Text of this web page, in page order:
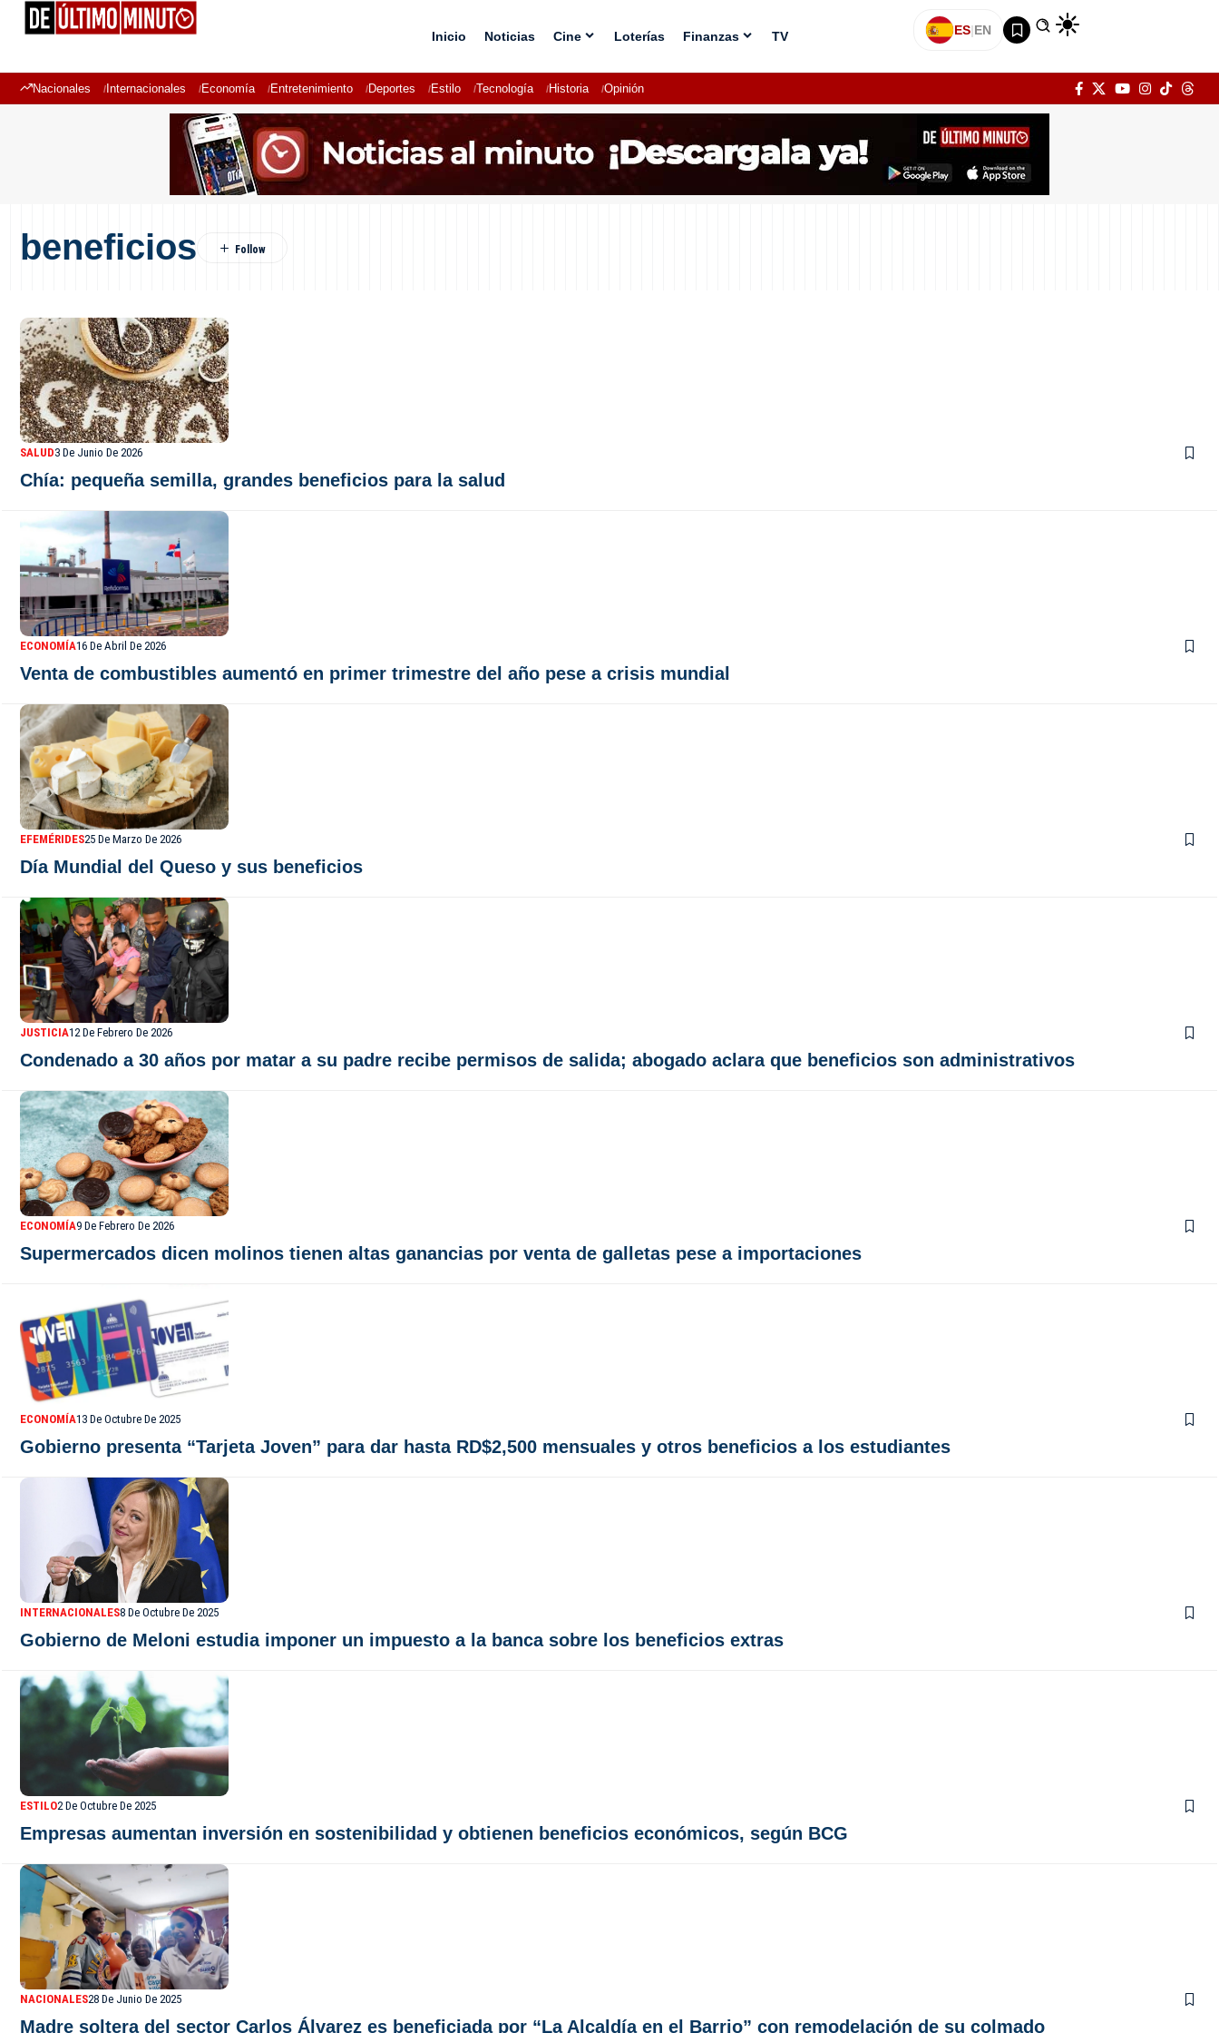
Inicio Noticias Cine Loterías Finanzas TV ES|EN
Nacionales Internacionales Economía Entretenimiento Deportes Estilo Tecnología Historia Opinión
beneficios
SALUD3 De Junio De 2026
Chía: pequeña semilla, grandes beneficios para la salud
ECONOMÍA16 De Abril De 2026
Venta de combustibles aumentó en primer trimestre del año pese a crisis mundial
EFEMÉRIDES25 De Marzo De 2026
Día Mundial del Queso y sus beneficios
JUSTICIA12 De Febrero De 2026
Condenado a 30 años por matar a su padre recibe permisos de salida; abogado aclara que beneficios son administrativos
ECONOMÍA9 De Febrero De 2026
Supermercados dicen molinos tienen altas ganancias por venta de galletas pese a importaciones
ECONOMÍA13 De Octubre De 2025
Gobierno presenta “Tarjeta Joven” para dar hasta RD$2,500 mensuales y otros beneficios a los estudiantes
INTERNACIONALES8 De Octubre De 2025
Gobierno de Meloni estudia imponer un impuesto a la banca sobre los beneficios extras
ESTILO2 De Octubre De 2025
Empresas aumentan inversión en sostenibilidad y obtienen beneficios económicos, según BCG
NACIONALES28 De Junio De 2025
Madre soltera del sector Carlos Álvarez es beneficiada por “La Alcaldía en el Barrio” con remodelación de su colmado